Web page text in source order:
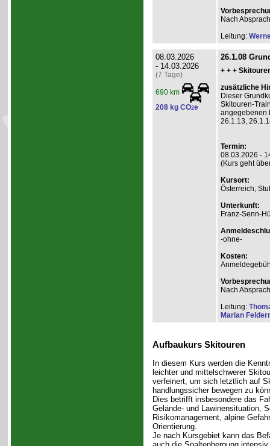
Nach
Leitung:
08.03.2026
- 14.03.2026
(7 Tage)
690 km
208 kg CO2e
26.1.08
+ + +
zusätzliche
Dieser
Skitouren-
angegebenen
26.1.13,
Termin:
08.03.2026 -
(Kurs geht
Kursort:
Österreich,
Unterkunft:
Franz-Senn-
-ohne-
Kosten:
Nach
Leitung:
Marian
Aufbaukurs Skitouren
In diesem Kurs werden die
leichter und mittelschwerer
verfeinert, um sich letztlich auf
handlungssicher bewegen zu
Dies betrifft insbesondere das
Gelände- und Lawinensituation,
Risikomanagement, alpine
Orientierung.
Je nach Kursgebiet kann das